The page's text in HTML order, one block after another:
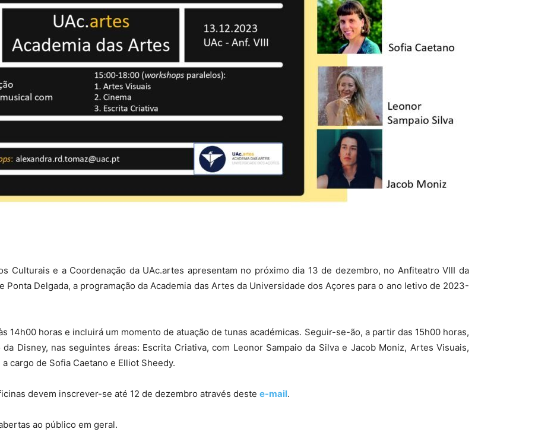
Culturais e a Coordenação da UAc.artes apresentam no próximo dia 13 de dezembro, no Anfiteatro VIII da
Ponta Delgada, a programação da Academia das Artes da Universidade dos Açores para o ano letivo de 2023-
14h00 horas e incluirá um momento de atuação de tunas académicas. Seguir-se-ão, a partir das 15h00 horas,
Disney, nas seguintes áreas: Escrita Criativa, com Leonor Sampaio da Silva e Jacob Moniz, Artes Visuais,
cargo de Sofia Caetano e Elliot Sheedy.
devem inscrever-se até 12 de dezembro através deste e-mail.
ao público em geral.